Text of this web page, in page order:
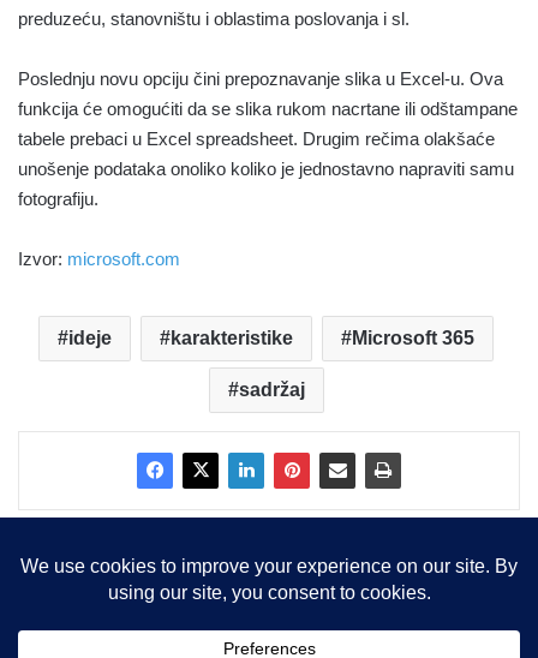
preduzeću, stanovništu i oblastima poslovanja i sl.
Poslednju novu opciju čini prepoznavanje slika u Excel-u. Ova
funkcija će omogućiti da se slika rukom nacrtane ili odštampane
tabele prebaci u Excel spreadsheet. Drugim rečima olakšaće
unošenje podataka onoliko koliko je jednostavno napraviti samu
fotografiju.
Izvor: microsoft.com
ideje karakteristike Microsoft 365
sadržaj
Copyright © 2015-2025, Sva prava zadržana | LBS Team d.o.o.
Facebook
X LinkedIn